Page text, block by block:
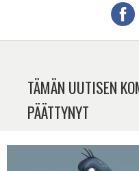
TÄMÄN UUTISEN
PÄÄTTYNYT